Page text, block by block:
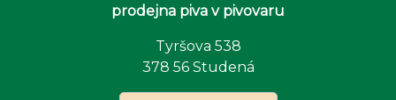
prodejna piva v pivovaru
Tyršova 538
378 56 Studená